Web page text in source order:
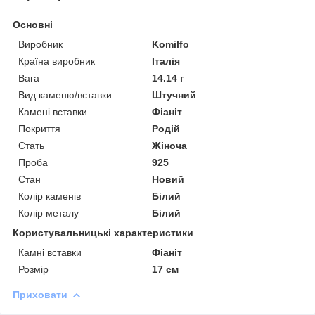
Основні
Виробник
Komilfo
Країна виробник
Італія
Вага
14.14 г
Вид каменю/вставки
Штучний
Камені вставки
Фіаніт
Покриття
Родій
Стать
Жіноча
Проба
925
Стан
Новий
Колір каменів
Білий
Колір металу
Білий
Користувальницькі характеристики
Камні вставки
Фіаніт
Розмір
17 см
Приховати